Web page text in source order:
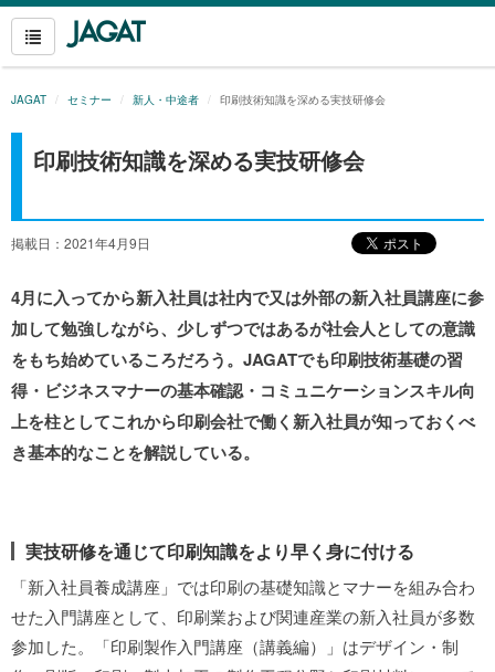
JAGAT セミナー 新人・中途者 印刷技術知識を深める実技研修会
印刷技術知識を深める実技研修会
掲載日：2021年4月9日
4月に入ってから新入社員は社内で又は外部の新入社員講座に参
加して勉強しながら、少しずつではあるが社会人としての意識
をもち始めているころだろう。JAGATでも印刷技術基礎の習
得・ビジネスマナーの基本確認・コミュニケーションスキル向
上を柱としてこれから印刷会社で働く新入社員が知っておくべ
き基本的なことを解説している。
実技研修を通じて印刷知識をより早く身に付ける
「新入社員養成講座」では印刷の基礎知識とマナーを組み合わ
せた入門講座として、印刷業および関連産業の新入社員が多数
参加した。「印刷製作入門講座（講義編）」はデザイン・制